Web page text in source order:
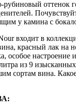
оттенок
у камина с
входит в
красный лак на
особое
из 9 изысканных
сортам вина.